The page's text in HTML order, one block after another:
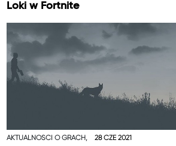
Loki w Fortnite
AKTUALNOŚCI O GRACH, 28 CZE 2021